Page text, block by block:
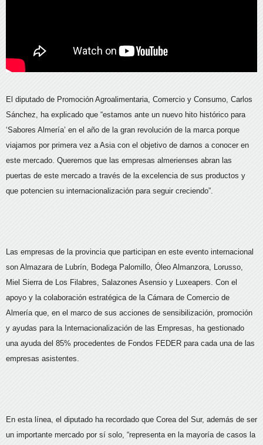
El diputado de Promoción Agroalimentaria, Comercio y Consumo, Carlos
Sánchez, ha explicado que “estamos ante un nuevo hito histórico para
‘Sabores Almería’ en el año de la gran revolución de la marca porque
viajamos por primera vez a Asia con el objetivo de darnos a conocer en
este mercado. Queremos que las empresas almerienses abran las
puertas de este mercado a través de la excelencia de sus productos y
que potencien su internacionalización para seguir creciendo”.
Las empresas de la provincia que participan en este evento internacional
son Almazara de Lubrín, Bodega Palomillo, Óleo Almanzora, Lorusso,
Miel Sierra de Los Filabres, Salazones Asensio y Luxeapers. Con el
apoyo y la colaboración estratégica de la Cámara de Comercio de
Almería que, en el marco de sus acciones de sensibilización, promoción
y ayudas para la Internacionalización de las Empresas, ha gestionado
una ayuda del 85% procedentes de Fondos FEDER para cada una de las
empresas asistentes.
En esta línea, el diputado ha recordado que Corea del Sur, además de ser
un importante mercado por sí solo, “representa en la mayoría de casos la